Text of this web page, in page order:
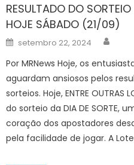
RESULTADO DO
HOJE SÁBADO (21/09)
Posted
on
setembro 22, 2024
Por MRNews Hoje, os
aguardam ansiosos pelos
sorteios. Hoje, ENTRE OUTRAS
do sorteio da DIA DE SORTE,
coração dos apostadores
pela facilidade de jogar. A